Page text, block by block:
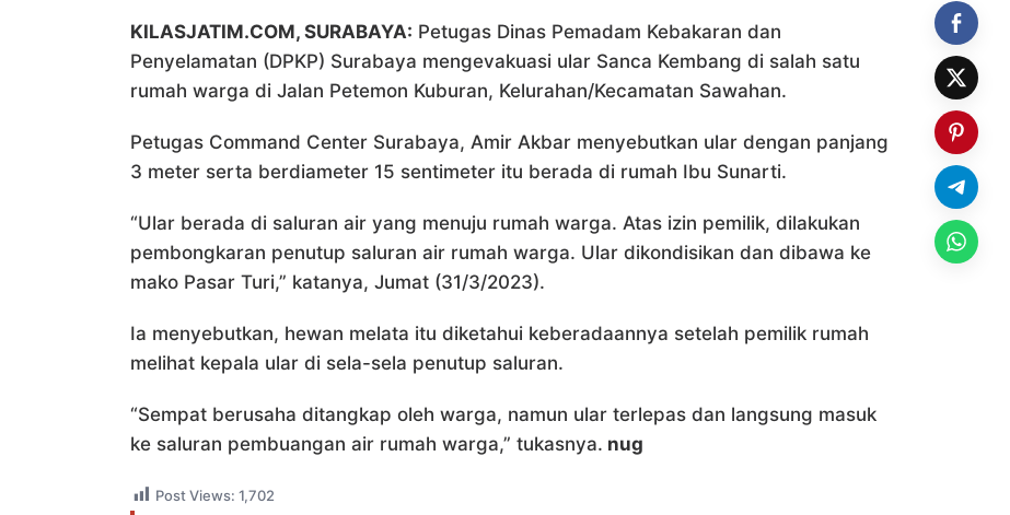
KILASJATIM.COM, SURABAYA: Petugas Dinas Pemadam Kebakaran dan
Penyelamatan (DPKP) Surabaya mengevakuasi ular Sanca Kembang di salah satu
rumah warga di Jalan Petemon Kuburan, Kelurahan/Kecamatan Sawahan.
Petugas Command Center Surabaya, Amir Akbar menyebutkan ular dengan panjang
3 meter serta berdiameter 15 sentimeter itu berada di rumah Ibu Sunarti.
“Ular berada di saluran air yang menuju rumah warga. Atas izin pemilik, dilakukan
pembongkaran penutup saluran air rumah warga. Ular dikondisikan dan dibawa ke
mako Pasar Turi,” katanya, Jumat (31/3/2023).
Ia menyebutkan, hewan melata itu diketahui keberadaannya setelah pemilik rumah
melihat kepala ular di sela-sela penutup saluran.
“Sempat berusaha ditangkap oleh warga, namun ular terlepas dan langsung masuk
ke saluran pembuangan air rumah warga,” tukasnya. nug
Post Views: 1,702